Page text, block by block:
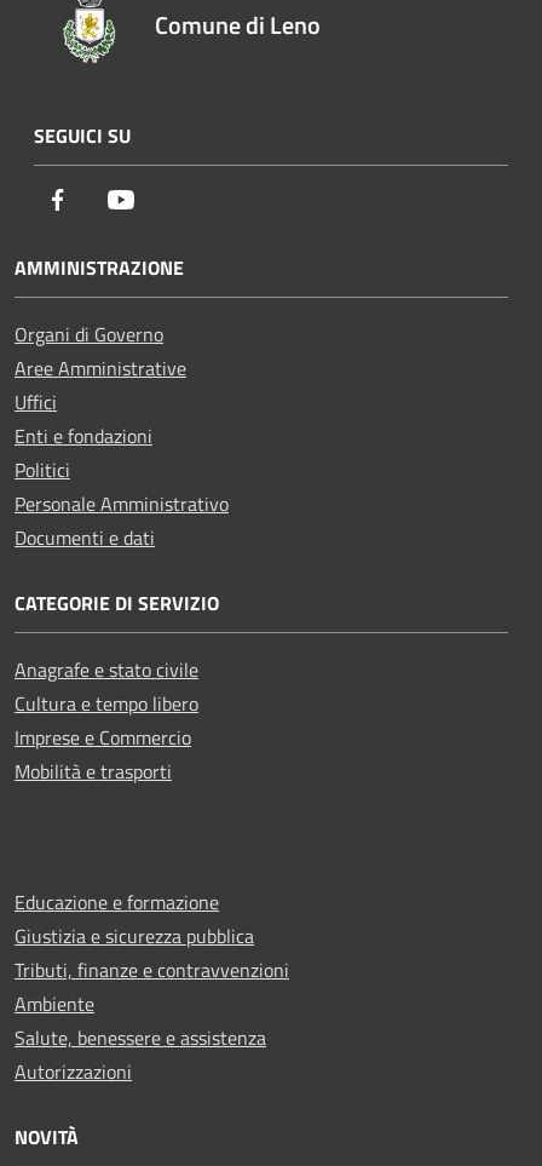
Comune di Leno
SEGUICI SU
Facebook
AMMINISTRAZIONE
Organi di Governo
Aree Amministrative
Uffici
Enti e fondazioni
Politici
Personale Amministrativo
Documenti e dati
CATEGORIE DI SERVIZIO
Anagrafe e stato civile
Cultura e tempo libero
Imprese e Commercio
Mobilità e trasporti
Educazione e formazione
Giustizia e sicurezza pubblica
Tributi, finanze e contravvenzioni
Ambiente
Salute, benessere e assistenza
Autorizzazioni
NOVITÀ